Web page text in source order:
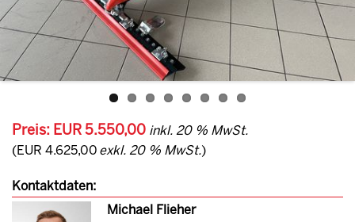
Preis: EUR 5.550,00 inkl. 20 % MwSt.
(EUR 4.625,00 exkl. 20 % MwSt.)
Kontaktdaten:
Michael Flieher